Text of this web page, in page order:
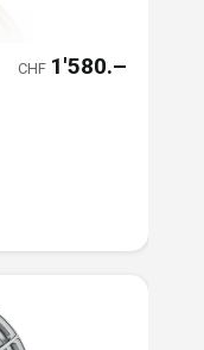
CHF 1'580.–